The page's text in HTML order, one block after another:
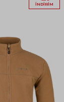
İNDIRIM